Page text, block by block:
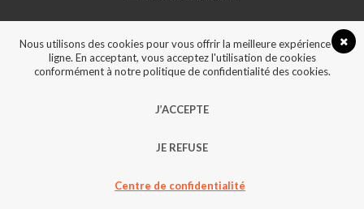
3 Rue Saint-Amand, 66000 Perpignan
© 2026, Tous droits réservés - Design &
Nous utilisons des cookies pour vous offrir la meilleure expérience en
ligne. En acceptant, vous acceptez l'utilisation de cookies
conformément à notre politique de confidentialité des cookies.
J’ACCEPTE
JE REFUSE
Centre de confidentialité